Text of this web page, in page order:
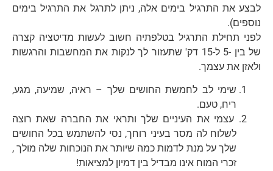
לבצע את התרגיל בימים אלה, ניתן לתרגל את התרגיל בימים
נוספים).
לפני תחילת התרגיל בטלפתיה חשוב לעשות מדיטציה קצרה
של בין -5 ל-15 דק' שתעזור לך לנקות את המחשבות והרגשות
ולאזן את עצמך.
שימי לב לחמשת החושים שלך – ראיה, שמיעה, מגע,
ריח, טעם.
עצמי את העיניים שלך ותראי את החברה שאת רוצה
לשלוח לה מסר בעיני רוחך, נסי להשתמש בכל החושים
שלך על מנת לדמות כמה שיותר את הנוכחות שלה מולך ,
זכרי המוח אינו מבדיל בין דמיון למציאות!